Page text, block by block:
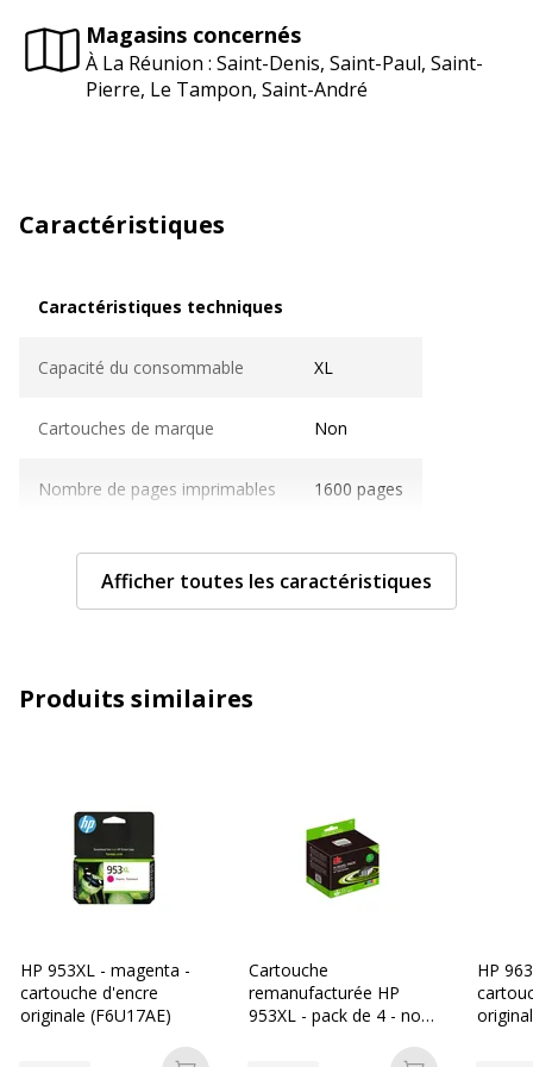
Magasins concernés
À La Réunion : Saint-Denis, Saint-Paul, Saint-
Pierre, Le Tampon, Saint-André
Caractéristiques
Caractéristiques techniques
Capacité du consommable XL
Cartouches de marque Non
Nombre de pages imprimables 1600 pages
Compatible avec technologie Jet d'encre
Caractéristiques générales
Données d'identification
Données d'identification
Marque G&G
Référence produit fabricant
Afficher toutes les caractéristiques
Produits similaires
HP 953XL - magenta -
cartouche d'encre
originale (F6U17AE)
Cartouche
remanufacturée HP
953XL - pack de 4 - noir,
HP